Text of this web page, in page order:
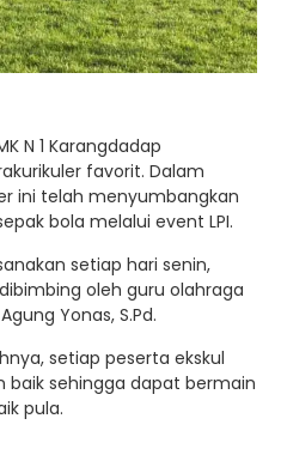
N 1 Karangdadap
favorit. Dalam
ini telah menyumbangkan
bola melalui event LPI.
setiap hari senin,
oleh guru olahraga
Yonas, S.Pd.
setiap peserta ekskul
baik sehingga dapat bermain
pula.